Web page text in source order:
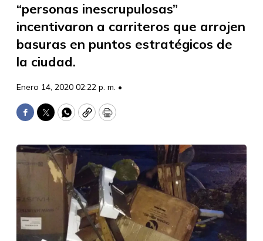
“personas inescrupulosas”
incentivaron a carriteros que arrojen
basuras en puntos estratégicos de
la ciudad.
Enero 14, 2020 02:22 p. m. •
Facebook
TwitterWhatsApp
CopyPrint